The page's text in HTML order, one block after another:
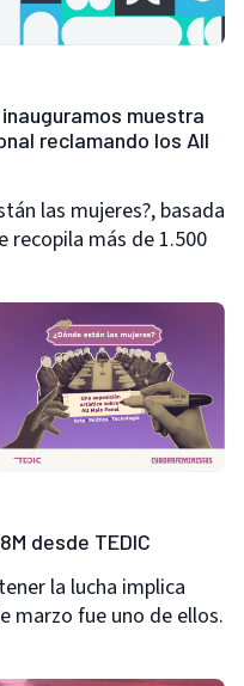
muestra
reclamando los All
las mujeres?, basada
recopila más de 1.500
desde TEDIC
la lucha implica
marzo fue uno de ellos.